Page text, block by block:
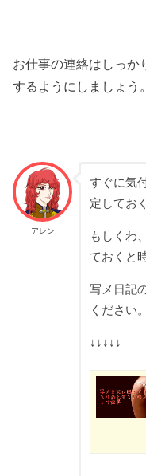
お仕事の連絡はしっか
するようにしましょう。
アレン
すぐに気
定してお
もしくわ
ておくと
写メ日記
ください。
↓↓↓↓↓